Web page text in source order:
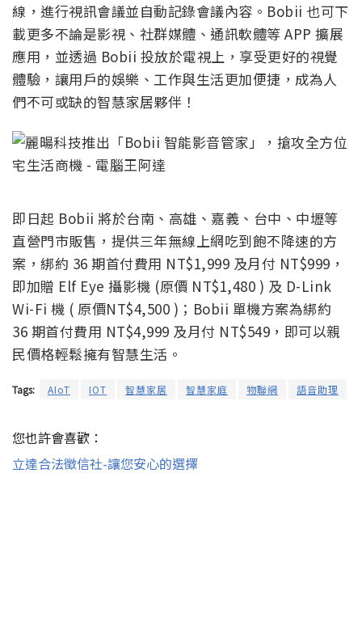
線，進行視訊會議並自動記錄會議內容。Bobii 也可下
載更多不論是影視、社群媒體、通訊軟體等 APP 擴展
應用，並透過 Bobii 投放於電視上，享受更好的視覺
體驗，讓用戶的娛樂、工作與生活更加便捷，成為人
們不可或缺的智慧家居夥伴！
即日起 Bobii 將於台南、高雄、嘉義、台中、中壢等
直營門市販售，提供三年無線上網吃到飽不降速的方
案，綁約 36 期首付費用 NT$1,999 及月付 NT$999，
即加贈 Elf Eye 攝影機 (原價 NT$1,480 ) 及 D-Link
Wi-Fi 機 ( 原價NT$4,500 )；Bobii 單機方案為綁約
36 期首付費用 NT$4,999 及月付 NT$549，即可以親
民價格輕鬆擁有智慧生活。
Tags: AIoT IOT 智慧家居 智慧家庭 物聯網 語音助理
您也許會喜歡：
立達合法徵信社-讓您安心的選擇